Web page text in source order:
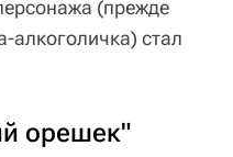
(прежде
стал
орешек"